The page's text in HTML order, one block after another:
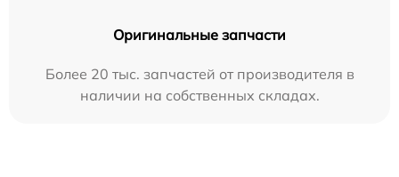
Оригинальные запчасти
Более 20 тыс. запчастей от производителя в
наличии на собственных складах.